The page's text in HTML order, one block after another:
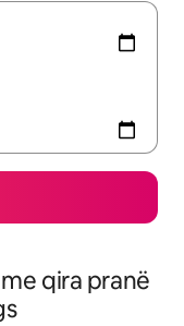
qira pranë